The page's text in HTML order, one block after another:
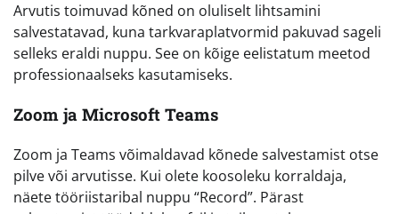
Arvutis toimuvad kõned on oluliselt lihtsamini
salvestatavad, kuna tarkvaraplatvormid pakuvad sageli
selleks eraldi nuppu. See on kõige eelistatum meetod
professionaalseks kasutamiseks.
Zoom ja Microsoft Teams
Zoom ja Teams võimaldavad kõnede salvestamist otse
pilve või arvutisse. Kui olete koosoleku korraldaja,
näete tööriistaribal nuppu “Record”. Pärast